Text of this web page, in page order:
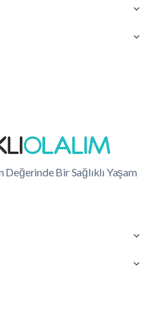
Bir Sağlıklı Yaşam